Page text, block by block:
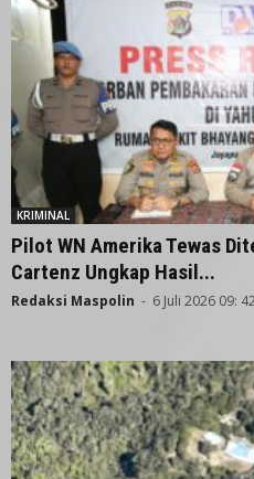
KRIMINAL
Pilot WN Amerika Tewas
Cartenz Ungkap Hasil...
Redaksi Maspolin - 6 Juli 2026 09: